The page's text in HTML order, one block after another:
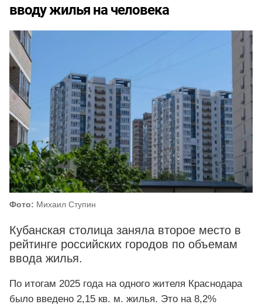
вводу жилья на человека
Фото: Михаил Ступин
Кубанская столица заняла второе место в
рейтинге российских городов по объемам
ввода жилья.
По итогам 2025 года на одного жителя Краснодара
было введено 2,15 кв. м. жилья. Это на 8,2%